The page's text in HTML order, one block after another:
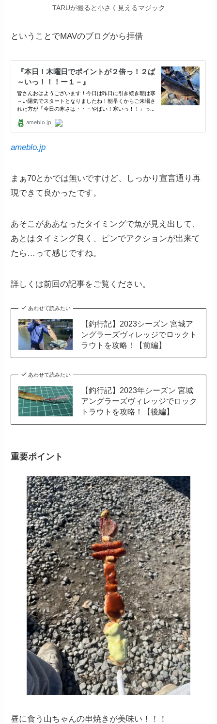
TARUが撮ると小さく見えるマジック
ということでMAVのブログから拝借
ameblo.jp
まぁ70とかでは無いですけど、しっかり宣言通り再
現できて良かったです。
あそこがああなったタイミングで魚が見え出して、
あとはタイミング良く、ピンでアクションが出来て
たら…って感じですね。
詳しくは前回の記事をご覧ください。
あわせて読みたい
【釣行記】2023シーズン 宮城ア
ングラーズヴィレッジでロックト
ラウトを攻略！【前編】
あわせて読みたい
【釣行記】2023年シーズン 宮城
アングラーズヴィレッジでロック
トラウトを攻略！【後編】
重要ポイント
昼に食う山ちゃんの串焼きが美味い！！！